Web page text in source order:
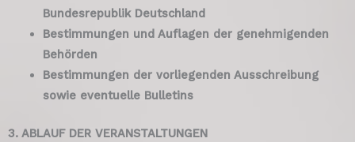
Bundesrepublik Deutschland
Bestimmungen und Auflagen der genehmigenden
Behörden
Bestimmungen der vorliegenden Ausschreibung
sowie eventuelle Bulletins
3. ABLAUF DER VERANSTALTUNGEN